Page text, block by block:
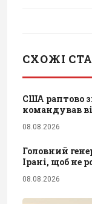
СХОЖІ
США раптово
командував
08.08.2026
Головний
Ірані, щоб не
08.08.2026